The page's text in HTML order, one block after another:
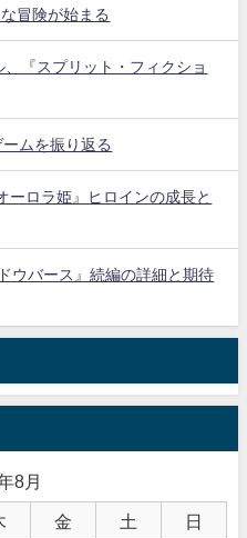
冒険が始まる
『スプリット・フィクショ
ムを振り返る
ーロラ姫』ヒロインの成長と
ウバース』続編の詳細と期待
8月
金 土 日